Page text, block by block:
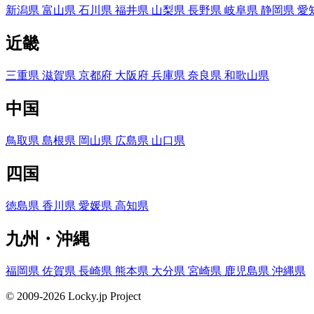
新潟県 富山県 石川県 福井県 山梨県 長野県 岐阜県 静岡県 愛
近畿
三重県 滋賀県 京都府 大阪府 兵庫県 奈良県 和歌山県
中国
鳥取県 島根県 岡山県 広島県 山口県
四国
徳島県 香川県 愛媛県 高知県
九州・沖縄
福岡県 佐賀県 長崎県 熊本県 大分県 宮崎県 鹿児島県 沖縄県
© 2009-2026 Locky.jp Project